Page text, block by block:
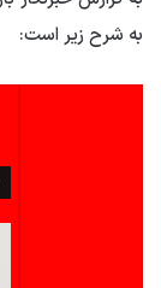
به شرح زیر است: